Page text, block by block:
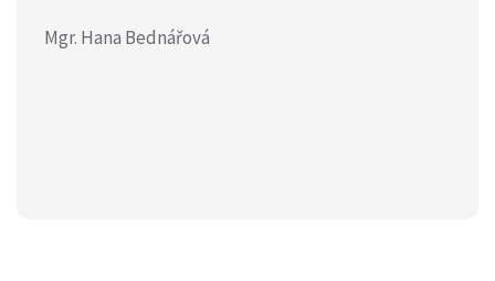
Mgr. Hana Bednářová